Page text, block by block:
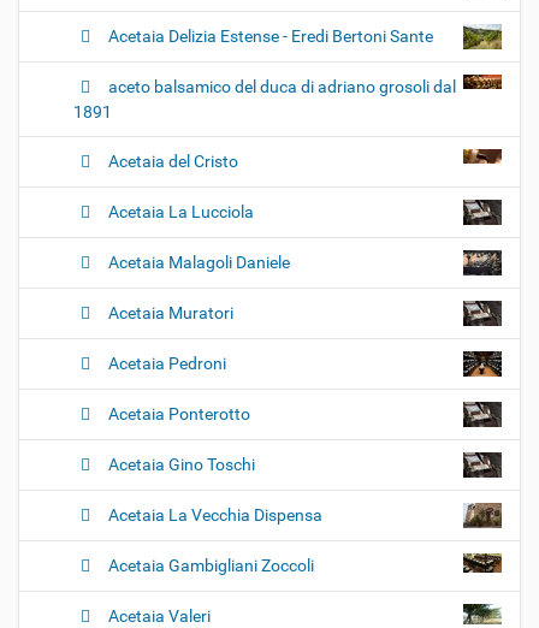
Acetaia Delizia Estense - Eredi Bertoni Sante
aceto balsamico del duca di adriano grosoli dal
1891
Acetaia del Cristo
Acetaia La Lucciola
Acetaia Malagoli Daniele
Acetaia Muratori
Acetaia Pedroni
Acetaia Ponterotto
Acetaia Gino Toschi
Acetaia La Vecchia Dispensa
Acetaia Gambigliani Zoccoli
Acetaia Valeri